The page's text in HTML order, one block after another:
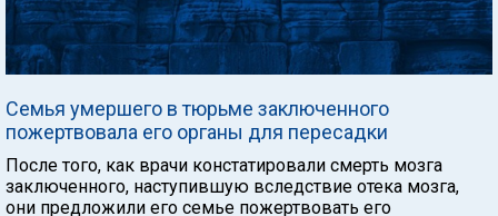
Семья умершего в тюрьме заключенного
пожертвовала его органы для пересадки
После того, как врачи констатировали смерть мозга
заключенного, наступившую вследствие отека мозга,
они предложили его семье пожертвовать его